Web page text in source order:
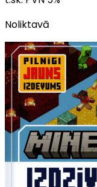
Noliktavā